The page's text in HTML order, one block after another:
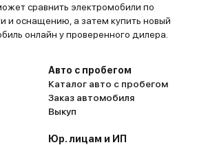
сравнить электромобили по
и оснащению, а затем купить новый
онлайн у проверенного дилера.
Авто с пробегом
Каталог авто с пробегом
Заказ автомобиля
Выкуп
Юр. лицам и ИП